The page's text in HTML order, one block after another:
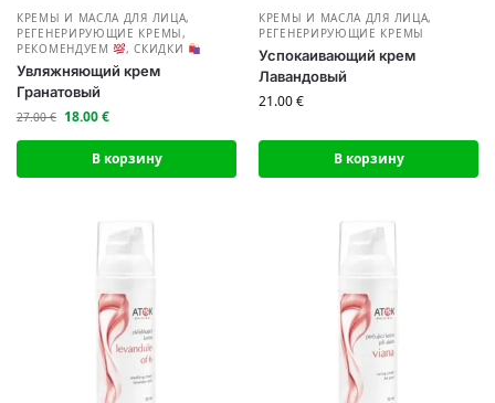
КРЕМЫ И МАСЛА ДЛЯ ЛИЦА,
РЕГЕНЕРИРУЮЩИЕ КРЕМЫ,
РЕКОМЕНДУЕМ
,СКИДКИ
Увляжняющий крем
Гранатовый
27.00€ 18.00€
В корзину
КРЕМЫ И МАСЛА ДЛЯ ЛИЦА,
РЕГЕНЕРИРУЮЩИЕ КРЕМЫ
Успокаивающий крем
Лавандовый
21.00€
В корзину